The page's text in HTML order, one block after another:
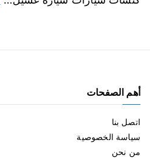
أهم الصفحات
اتصل بنا
سياسة الخصوصية
من نحن